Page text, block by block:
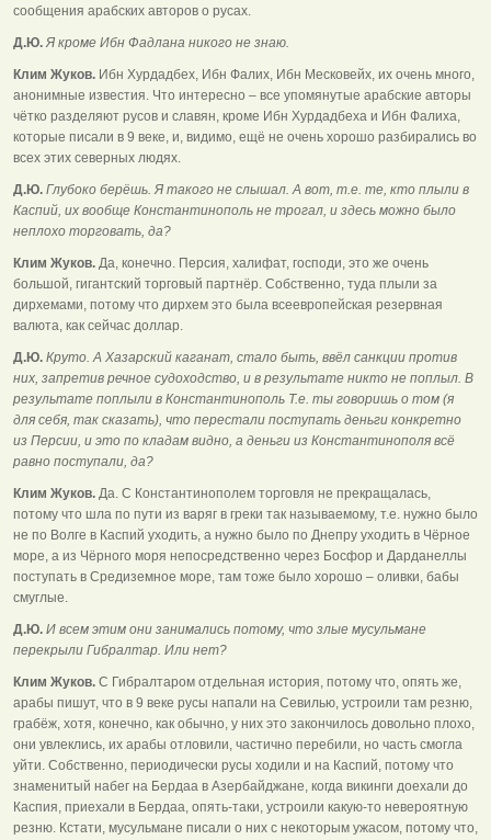
сообщения арабских авторов о русах.
Д.Ю.Я кроме Ибн Фадлана никого не знаю.
Клим Жуков. Ибн Хурдадбех, Ибн Фалих, Ибн Месковейх, их очень много,
анонимные известия. Что интересно – все упомянутые арабские авторы
чётко разделяют русов и славян, кроме Ибн Хурдадбеха и Ибн Фалиха,
которые писали в 9 веке, и, видимо, ещё не очень хорошо разбирались во
всех этих северных людях.
Д.Ю. Глубоко берёшь. Я такого не слышал. А вот, т.е. те, кто плыли в
Каспий, их вообще Константинополь не трогал, и здесь можно было
неплохо торговать, да?
Клим Жуков. Да, конечно. Персия, халифат, господи, это же очень
большой, гигантский торговый партнёр. Собственно, туда плыли за
дирхемами, потому что дирхем это была всеевропейская резервная
валюта, как сейчас доллар.
Д.Ю. Круто. А Хазарский каганат, стало быть, ввёл санкции против
них, запретив речное судоходство, и в результате никто не поплыл. В
результате поплыли в Константинополь Т.е. ты говоришь о том (я
для себя, так сказать), что перестали поступать деньги конкретно
из Персии, и это по кладам видно, а деньги из Константинополя всё
равно поступали, да?
Клим Жуков. Да. С Константинополем торговля не прекращалась,
потому что шла по пути из варяг в греки так называемому, т.е. нужно было
не по Волге в Каспий уходить, а нужно было по Днепру уходить в Чёрное
море, а из Чёрного моря непосредственно через Босфор и Дарданеллы
поступать в Средиземное море, там тоже было хорошо – оливки, бабы
смуглые.
Д.Ю. И всем этим они занимались потому, что злые мусульмане
перекрыли Гибралтар. Или нет?
Клим Жуков. С Гибралтаром отдельная история, потому что, опять же,
арабы пишут, что в 9 веке русы напали на Севилью, устроили там резню,
грабёж, хотя, конечно, как обычно, у них это закончилось довольно плохо,
они увлеклись, их арабы отловили, частично перебили, но часть смогла
уйти. Собственно, периодически русы ходили и на Каспий, потому что
знаменитый набег на Бердаа в Азербайджане, когда викинги доехали до
Каспия, приехали в Бердаа, опять-таки, устроили какую-то невероятную
резню. Кстати, мусульмане писали о них с некоторым ужасом, потому что,